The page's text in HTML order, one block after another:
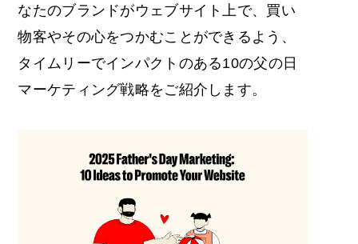
なたのブランドがウェブサイト上で、買い
物客やその心をつかむことができるよう、
タイムリーでインパクトのある10の父の日
マーケティング戦略をご紹介します。